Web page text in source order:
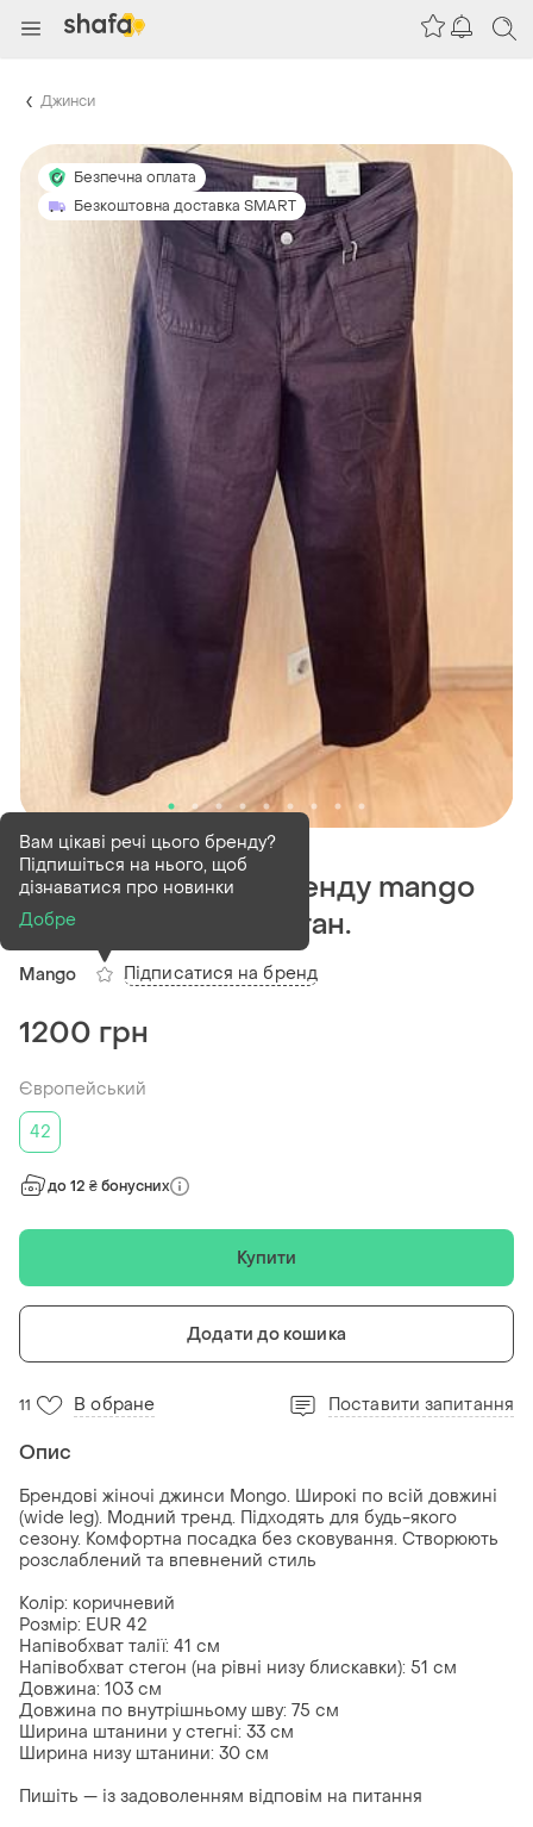
Джинси
Безпечна оплата
Безкоштовна доставка SMART
В наявності1 шт
Джинси wideleg бренду mango
виробництва пакистан.
Mango
Вам цікаві речі цього бренду?
Підпишіться на нього, щоб
дізнаватися про новинки
Добре
Підписатися на бренд
1200 грн
Європейський
42
до 12 ₴ бонусних
Купити
Додати до кошика
11 В обране Поставити запитання
Опис
Брендові жіночі джинси Mongo. Широкі по всій довжині
(wide leg). Модний тренд. Підходять для будь-якого
сезону. Комфортна посадка без сковування. Створюють
розслаблений та впевнений стиль
Колір: коричневий
Розмір: EUR 42
Напівобхват талії: 41 см
Напівобхват стегон (на рівні низу блискавки): 51 см
Довжина: 103 см
Довжина по внутрішньому шву: 75 см
Ширина штанини у стегні: 33 см
Ширина низу штанини: 30 см
Пишіть — із задоволенням відповім на питання